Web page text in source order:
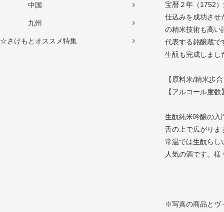
中国
九州
☆さけもとオススメ特集
宝暦２年（1752
仕込みを成功させ
の精米技術も高い
代表する銘醸蔵で
生酛も完成しまし
【原料米/精米歩
【アルコール度数
生酛純米吟醸の入
舌の上で広がりま
常温では生酛らし
人気の酒です。
※写真の商品とヴ